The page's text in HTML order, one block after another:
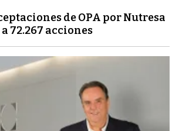
de OPA por Nutresa
72.267 acciones